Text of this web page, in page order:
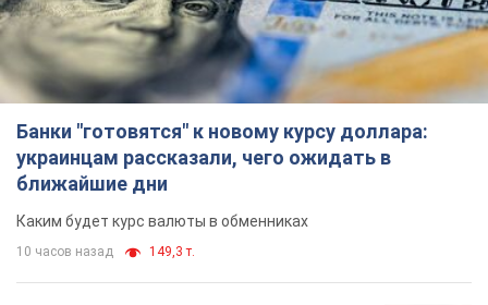
Банки "готовятся" к новому курсу доллара:
украинцам рассказали, чего ожидать в
ближайшие дни
Каким будет курс валюты в обменниках
10 часов назад 149,3 т.